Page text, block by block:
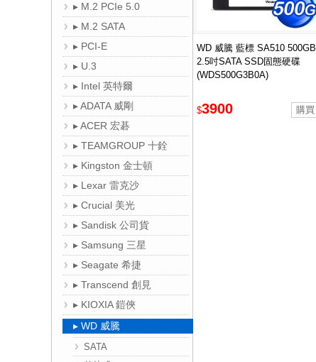
WD 威騰 藍標 SA510 500GB
2.5吋SATA SSD固態硬碟
(WDS500G3B0A)
$3900
▸ M.2 PCIe 5.0
▸ M.2 SATA
▸ PCI-E
▸ U.3
▸ Intel 英特爾
▸ ADATA 威剛
▸ ACER 宏碁
▸ TEAMGROUP 十銓
▸ Kingston 金士頓
▸ Lexar 雷克沙
▸ Crucial 美光
▸ Sandisk 公司貨
▸ Samsung 三星
▸ Seagate 希捷
▸ Transcend 創見
▸ KIOXIA 鎧俠
▸ WD 威騰
SATA